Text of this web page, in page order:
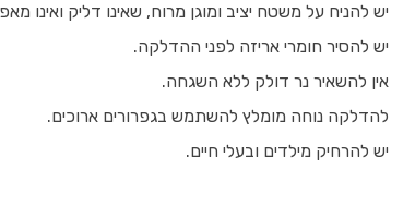
יש להניח על משטח יציב ומוגן מרוח, שאינו דליק ואינו
יש להסיר חומרי אריזה לפני ההדלקה.
אין להשאיר נר דולק ללא השגחה.
להדלקה נוחה מומלץ להשתמש בגפרורים ארוכים.
יש להרחיק מילדים ובעלי חיים.